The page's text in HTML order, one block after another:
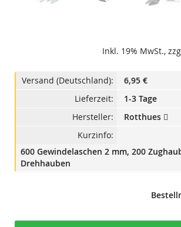
Inkl. 19% MwSt.,
Versand (Deutschland):
6,95 €
Lieferzeit:
1-3 Tage
Hersteller:
Rotthues
Kurzinfo:
600 Gewindelaschen 2 mm, 200
Drehhauben